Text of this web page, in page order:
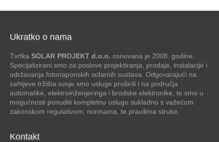
Ukratko o nama
Tvrtka SOLAR PROJEKT d.o.o. osnovana je 2008. godine.
Specijalizirani smo za poslove projektiranja, prodaje, instalacije i
održavanja fotonaponskih solarnih sustava. Odgovarajući na
zahtjeve tržišta svoje smo usluge proširili i na područja
automatike, elektroinženjeringa i brodske elektronike, te smo u
mogućnosti ponuditi kompletnu uslugu sukladno s važećom
zakonskom regulativom, normama, te pravilima struke.
Kontakt